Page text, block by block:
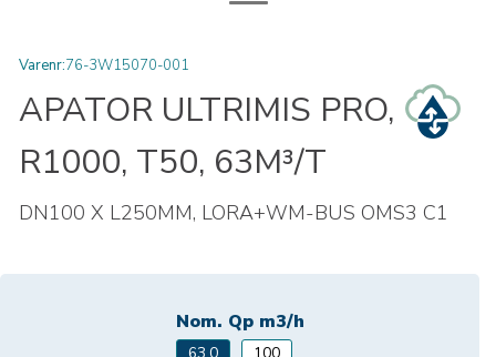
Varenr:76-3W15070-001
APATOR ULTRIMIS PRO,
R1000, T50, 63M³/T
DN100 X L250MM, LORA+WM-BUS OMS3 C1
Nom. Qp m3/h